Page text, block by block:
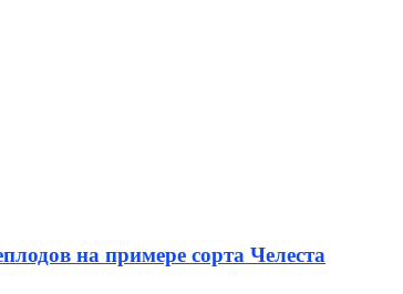
на примере сорта Челеста